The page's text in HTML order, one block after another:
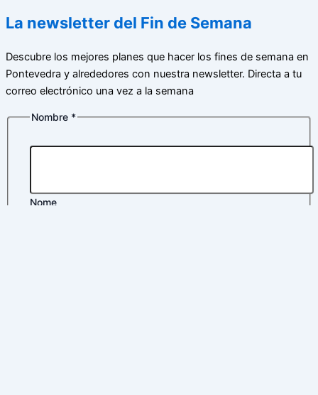
La newsletter del Fin de Semana
Descubre los mejores planes que hacer los fines de semana en
Pontevedra y alrededores con nuestra newsletter. Directa a tu
correo electrónico una vez a la semana
Nombre *
Nome